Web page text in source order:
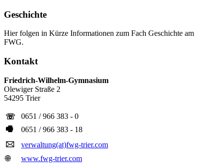
Geschichte
Hier folgen in Kürze Informationen zum Fach Geschichte am
FWG.
Kontakt
Friedrich-Wilhelm-Gymnasium
Olewiger Straße 2
54295 Trier
☏
0651 / 966 383 - 0
🖷
0651 / 966 383 - 18
🖂
verwaltung(at)fwg-trier.com
🌐
www.fwg-trier.com